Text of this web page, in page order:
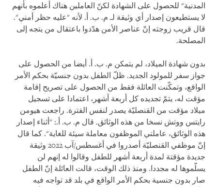
المدنية" للحصول على الشهادة لكنّ العاملين هناك أعلموه بأنهم
لا يستطيعون إصدار أي وثيقة لـ م. ب. أ. لأنه "عليه حظر أمني".
قال قريب زوجته إنّ عناصر الأمن هدّدوا باعتقال من يتجه إلى
المصلحة.
بدون شهادة الميلاد، لم يتمكن م. ب. أ. أيضا من الحصول على
جواز سفر للمولود الجديد. ظلّ الطفل بدون جنسيّة بحكم الأمر
الواقع، وتمكّنت العائلة فقط من الحصول على تصريح إقامة
مؤقت له، يتمّ تجديده كل أربعة أشهر، اعتمادا على تسجيل
ميلاد مؤقت من القنصليّة يصدر لنفس الفترة. راجعت هيومن
رايتس ووتش نسخا من هذه الوثائق. قال م. ب. أ.: "أثناء إصدار
هذه الوثائق، عاملني الموظفون معاملة سيئة للغاية". كما قال
إنّ موظفي القنصليّة أصدروا في أغسطس/آب 2022 وثيقة
جديدة مؤقتة لمدة أربعة أشهر للطفل وقالوا له إنهم لن
يسلّموها له مجددا. ومنذ ذلك الوقت، قالت العائلة إنّ الطفل
صار بدون جنسية بحكم الأمر الواقع في بلد قد تواجه فيه